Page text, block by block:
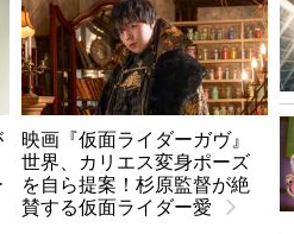
映画『仮面ライダーガヴ』
世界、カリエス変身ポーズ
を自ら提案！杉原監督が絶
賛する仮面ライダー愛